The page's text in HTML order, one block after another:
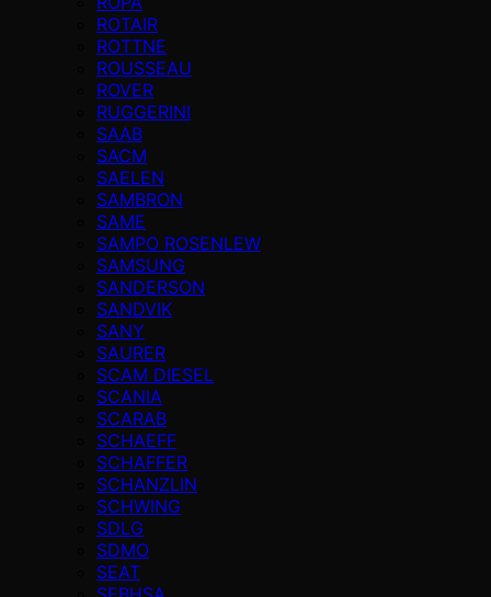
ROTAIR
ROTTNE
ROUSSEAU
ROVER
RUGGERINI
SAAB
SACM
SAELEN
SAMBRON
SAME
SAMPO ROSENLEW
SAMSUNG
SANDERSON
SANDVIK
SANY
SAURER
SCAM DIESEL
SCANIA
SCARAB
SCHAEFF
SCHAFFER
SCHANZLIN
SCHWING
SDLG
SDMO
SEAT